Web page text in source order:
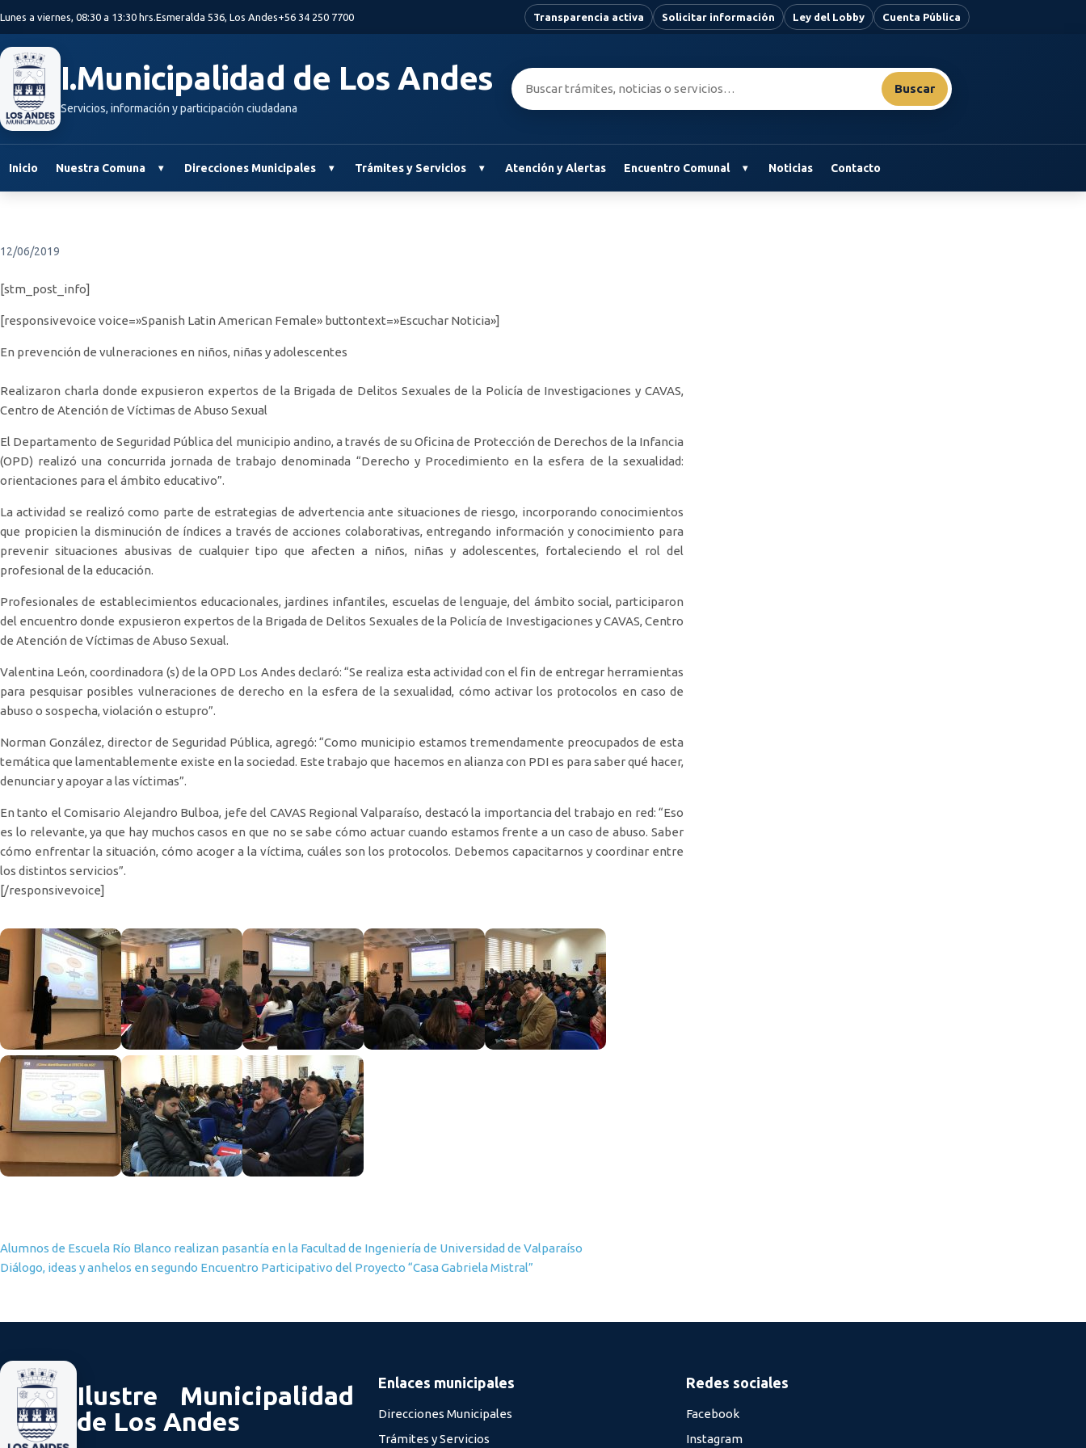
Lunes a viernes, 08:30 a 13:30 hrs.Esmeralda 536, Los Andes+56 34 250 7700 Transparencia activa Solicitar información Ley del Lobby Cuenta Pública
I.Municipalidad de Los Andes
Servicios, información y participación ciudadana
Buscar:
Buscar
Inicio Nuestra Comuna Direcciones Municipales Trámites y Servicios Atención y Alertas Encuentro Comunal Noticias Contacto
12/06/2019
[stm_post_info]
[responsivevoice voice=»Spanish Latin American Female» buttontext=»Escuchar Noticia»]
En prevención de vulneraciones en niños, niñas y adolescentes
Realizaron charla donde expusieron expertos de la Brigada de Delitos Sexuales de la Policía de Investigaciones y CAVAS,
Centro de Atención de Víctimas de Abuso Sexual
El Departamento de Seguridad Pública del municipio andino, a través de su Oficina de Protección de Derechos de la Infancia
(OPD) realizó una concurrida jornada de trabajo denominada “Derecho y Procedimiento en la esfera de la sexualidad:
orientaciones para el ámbito educativo”.
La actividad se realizó como parte de estrategias de advertencia ante situaciones de riesgo, incorporando conocimientos
que propicien la disminución de índices a través de acciones colaborativas, entregando información y conocimiento para
prevenir situaciones abusivas de cualquier tipo que afecten a niños, niñas y adolescentes, fortaleciendo el rol del
profesional de la educación.
Profesionales de establecimientos educacionales, jardines infantiles, escuelas de lenguaje, del ámbito social, participaron
del encuentro donde expusieron expertos de la Brigada de Delitos Sexuales de la Policía de Investigaciones y CAVAS, Centro
de Atención de Víctimas de Abuso Sexual.
Valentina León, coordinadora (s) de la OPD Los Andes declaró: “Se realiza esta actividad con el fin de entregar herramientas
para pesquisar posibles vulneraciones de derecho en la esfera de la sexualidad, cómo activar los protocolos en caso de
abuso o sospecha, violación o estupro”.
Norman González, director de Seguridad Pública, agregó: “Como municipio estamos tremendamente preocupados de esta
temática que lamentablemente existe en la sociedad. Este trabajo que hacemos en alianza con PDI es para saber qué hacer,
denunciar y apoyar a las víctimas”.
En tanto el Comisario Alejandro Bulboa, jefe del CAVAS Regional Valparaíso, destacó la importancia del trabajo en red: “Eso
es lo relevante, ya que hay muchos casos en que no se sabe cómo actuar cuando estamos frente a un caso de abuso. Saber
cómo enfrentar la situación, cómo acoger a la víctima, cuáles son los protocolos. Debemos capacitarnos y coordinar entre
los distintos servicios”.
[/responsivevoice]
Navegación de entradas
Alumnos de Escuela Río Blanco realizan pasantía en la Facultad de Ingeniería de Universidad de Valparaíso
Diálogo, ideas y anhelos en segundo Encuentro Participativo del Proyecto “Casa Gabriela Mistral”
Ilustre Municipalidad
de Los Andes
Enlaces municipales
Direcciones Municipales
Trámites y Servicios
Redes sociales
Facebook
Instagram